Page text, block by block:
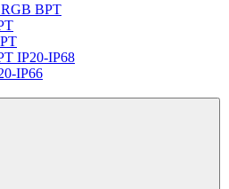
BPT
IP20-IP68
IP66